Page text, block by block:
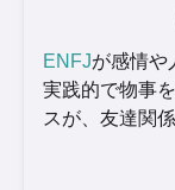
ENFJが感情や
実践的で物事
スが、友達関